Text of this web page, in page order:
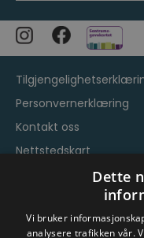
Personvernerklæring
Kontakt oss
Nettstedskart
Vilkår og betingelser
Dette
Vi bruker
analysere trafikken vår.